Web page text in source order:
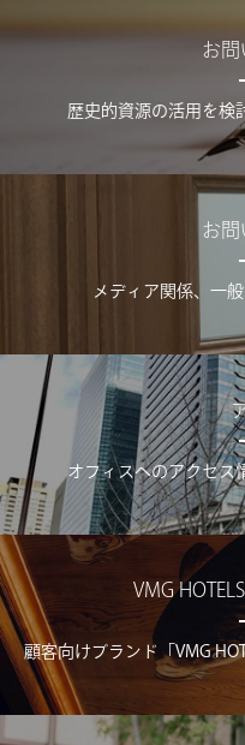
お
歴史的資源の活用を検
お
メディア関係、一
オフィスへのアクセス
VMG
顧客向けブランド「VMG